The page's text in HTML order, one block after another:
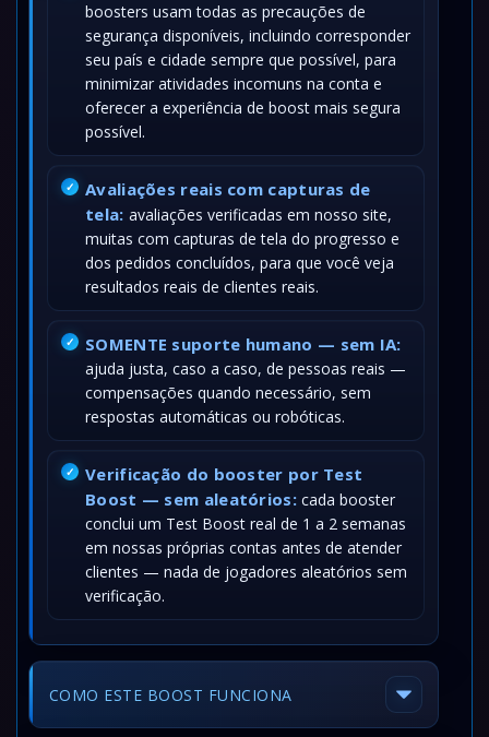
boosters usam todas as precauções de
segurança disponíveis, incluindo corresponder
seu país e cidade sempre que possível, para
minimizar atividades incomuns na conta e
oferecer a experiência de boost mais segura
possível.
Avaliações reais com capturas de
tela: avaliações verificadas em nosso site,
muitas com capturas de tela do progresso e
dos pedidos concluídos, para que você veja
resultados reais de clientes reais.
SOMENTE suporte humano — sem IA:
ajuda justa, caso a caso, de pessoas reais —
compensações quando necessário, sem
respostas automáticas ou robóticas.
Verificação do booster por Test
Boost — sem aleatórios:cada booster
conclui um Test Boost real de 1 a 2 semanas
em nossas próprias contas antes de atender
clientes — nada de jogadores aleatórios sem
verificação.
COMO ESTE BOOST FUNCIONA